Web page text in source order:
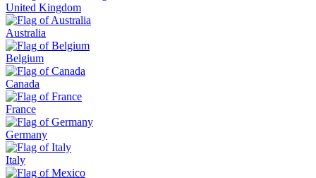
United Kingdom
Australia
Belgium
Canada
France
Germany
Italy